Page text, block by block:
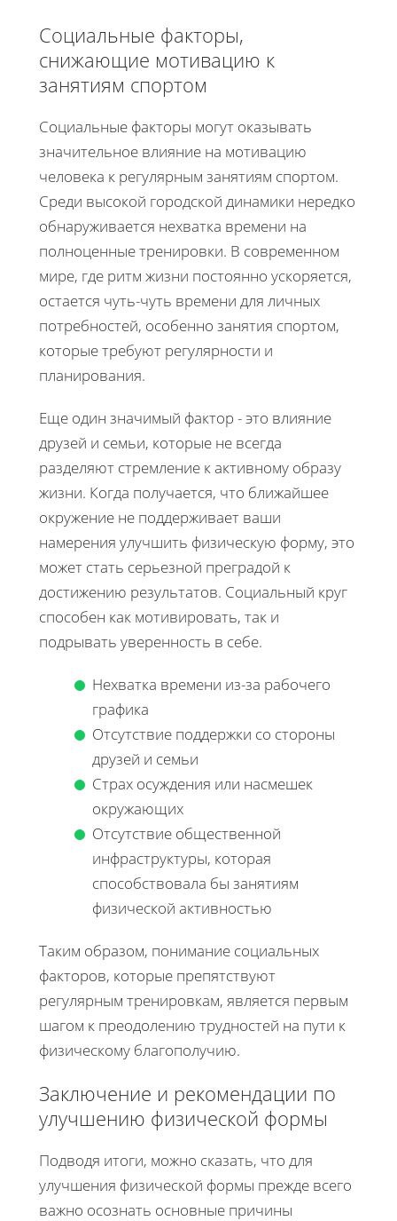
Социальные факторы,
снижающие мотивацию к
занятиям спортом
Социальные факторы могут оказывать
значительное влияние на мотивацию
человека к регулярным занятиям спортом.
Среди высокой городской динамики нередко
обнаруживается нехватка времени на
полноценные тренировки. В современном
мире, где ритм жизни постоянно ускоряется,
остается чуть-чуть времени для личных
потребностей, особенно занятия спортом,
которые требуют регулярности и
планирования.
Еще один значимый фактор - это влияние
друзей и семьи, которые не всегда
разделяют стремление к активному образу
жизни. Когда получается, что ближайшее
окружение не поддерживает ваши
намерения улучшить физическую форму, это
может стать серьезной преградой к
достижению результатов. Социальный круг
способен как мотивировать, так и
подрывать уверенность в себе.
Нехватка времени из-за рабочего
графика
Отсутствие поддержки со стороны
друзей и семьи
Страх осуждения или насмешек
окружающих
Отсутствие общественной
инфраструктуры, которая
способствовала бы занятиям
физической активностью
Таким образом, понимание социальных
факторов, которые препятствуют
регулярным тренировкам, является первым
шагом к преодолению трудностей на пути к
физическому благополучию.
Заключение и рекомендации по
улучшению физической формы
Подводя итоги, можно сказать, что для
улучшения физической формы прежде всего
важно осознать основные причины